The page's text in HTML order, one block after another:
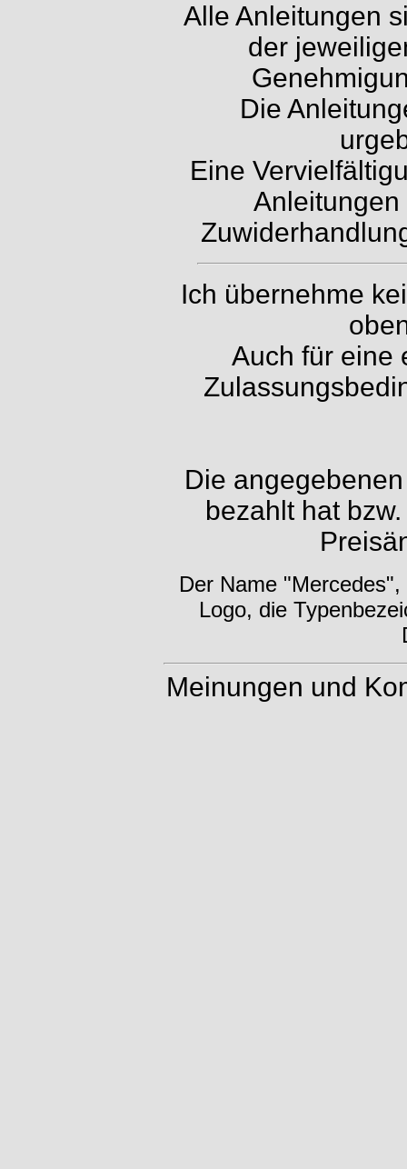
Alle Anleitungen
der
Die
Eine
Anleitungen
Ich übernehme
Auch für eine
Die
bezahlt hat
Der Name
Logo, die
Meinungen und